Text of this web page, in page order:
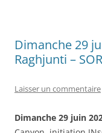
Dimanche 29
Raghjunti –
Laisser un commentaire
Dimanche 29 juin